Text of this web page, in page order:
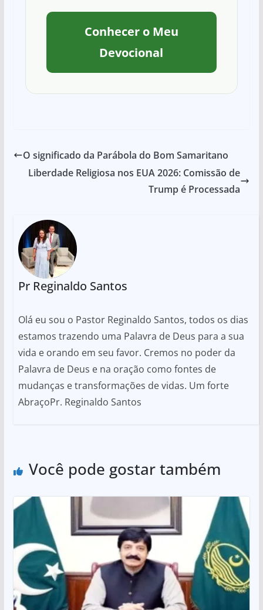
Conhecer o Meu
Devocional
O significado da Parábola do Bom Samaritano
Liberdade Religiosa nos EUA 2026: Comissão de
Trump é Processada
Pr Reginaldo Santos
Olá eu sou o Pastor Reginaldo Santos, todos os dias
estamos trazendo uma Palavra de Deus para a sua
vida e orando em seu favor. Cremos no poder da
Palavra de Deus e na oração como fontes de
mudanças e transformações de vidas. Um forte
AbraçoPr. Reginaldo Santos
Você pode gostar também